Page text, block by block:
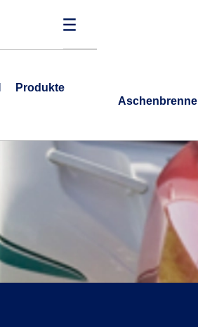
Produkte